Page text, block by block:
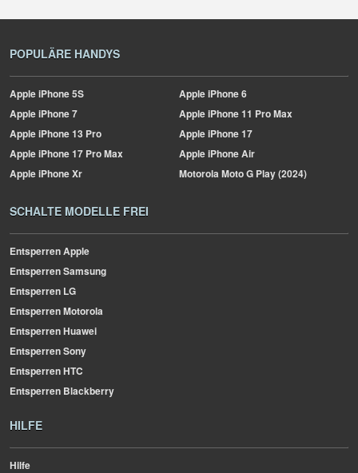
POPULÄRE HANDYS
AppleiPhone 5S AppleiPhone 6
AppleiPhone 7 AppleiPhone 11 Pro Max
AppleiPhone 13 Pro AppleiPhone 17
AppleiPhone 17 Pro Max AppleiPhone Air
AppleiPhone Xr MotorolaMoto G Play (2024)
SCHALTE MODELLE FREI
Entsperren Apple
Entsperren Samsung
Entsperren LG
Entsperren Motorola
Entsperren Huawei
Entsperren Sony
Entsperren HTC
Entsperren Blackberry
HILFE
Hilfe